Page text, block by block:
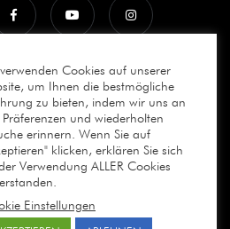
Cookies auf unserer
um Ihnen die bestmögliche
zu bieten, indem wir uns an
Präferenzen und wiederholten
erinnern. Wenn Sie auf
klicken, erklären Sie sich
Verwendung ALLER Cookies
Einstellungen